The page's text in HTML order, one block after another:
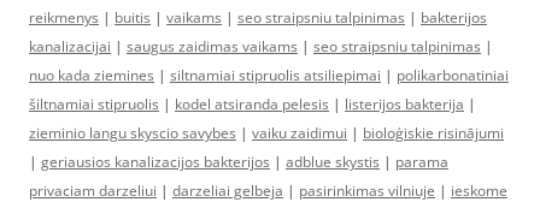
reikmenys | buitis | vaikams | seo straipsniu talpinimas | bakterijos
kanalizacijai | saugus zaidimas vaikams | seo straipsniu talpinimas |
nuo kada ziemines | siltnamiai stipruolis atsiliepimai | polikarbonatiniai
šiltnamiai stipruolis | kodel atsiranda pelesis | listerijos bakterija |
zieminio langu skyscio savybes | vaiku zaidimui | bioloģiskie risinājumi
| geriausios kanalizacijos bakterijos | adblue skystis | parama
privaciam darzeliui | darzeliai gelbeja | pasirinkimas vilniuje | ieskome